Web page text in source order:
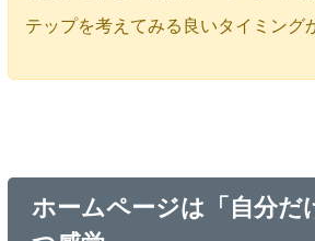
テップを考えてみる良いタイミング
ホームページは「自分だ